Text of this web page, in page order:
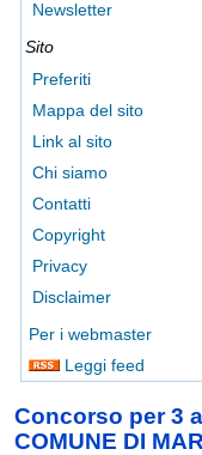
Newsletter
Sito
Preferiti
Mappa del sito
Link al sito
Chi siamo
Contatti
Copyright
Privacy
Disclaimer
Per i webmaster
Leggi feed
Concorso per 3
COMUNE DI